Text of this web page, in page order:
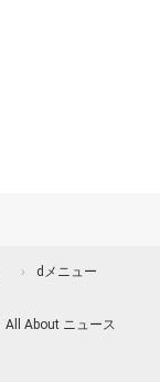
dメニュー
All About ニュース